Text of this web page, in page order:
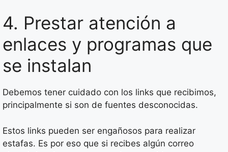
4. Prestar atención a
enlaces y programas que
se instalan
Debemos tener cuidado con los links que recibimos,
principalmente si son de fuentes desconocidas.
Estos links pueden ser engañosos para realizar
estafas. Es por eso que si recibes algún correo